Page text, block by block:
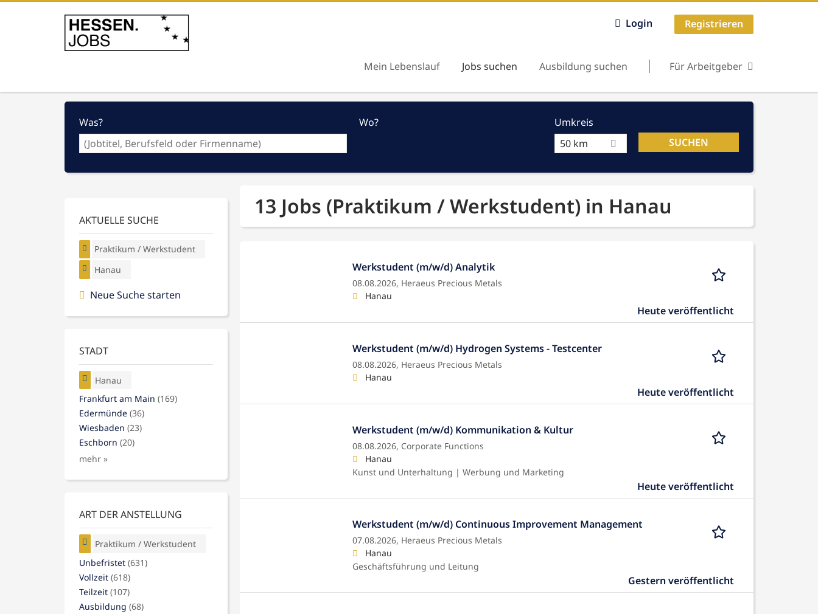
Login Registrieren
Mein Lebenslauf Jobs suchen Ausbildung suchen Für Arbeitgeber
Was? Wo?
Umkreis
50 km
13 Jobs (Praktikum / Werkstudent) in Hanau
Werkstudent (m/w/d) Analytik
08.08.2026, Heraeus Precious Metals
Hanau
Heute veröffentlicht
Werkstudent (m/w/d) Hydrogen Systems - Testcenter
08.08.2026, Heraeus Precious Metals
Hanau
Heute veröffentlicht
Werkstudent (m/w/d) Kommunikation & Kultur
08.08.2026, Corporate Functions
Hanau
Kunst und Unterhaltung | Werbung und Marketing
Heute veröffentlicht
Werkstudent (m/w/d) Continuous Improvement Management
07.08.2026, Heraeus Precious Metals
Hanau
Geschäftsführung und Leitung
Gestern veröffentlicht
AKTUELLE SUCHE
Praktikum / Werkstudent
Hanau
Neue Suche starten
STADT
Hanau
Frankfurt am Main (169)
Edermünde (36)
Wiesbaden (23)
Eschborn (20)
mehr »
ART DER ANSTELLUNG
Praktikum / Werkstudent
Unbefristet (631)
Vollzeit (618)
Teilzeit (107)
Ausbildung (68)